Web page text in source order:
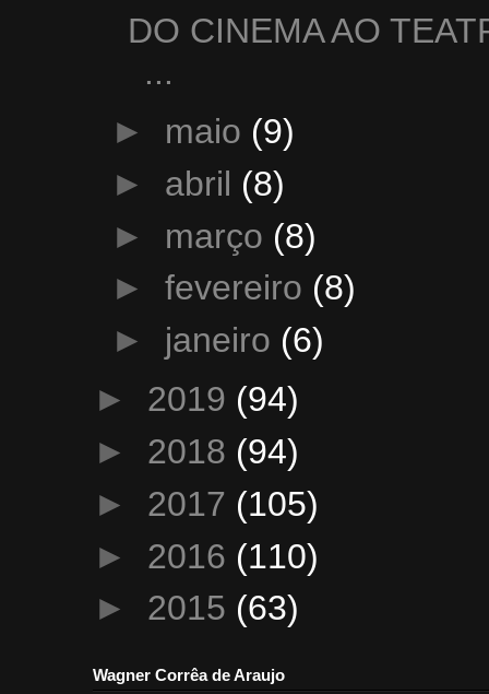
DO CINEMA AO
...
► maio (9)
► abril (8)
► março (8)
► fevereiro (8)
► janeiro (6)
► 2019 (94)
► 2018 (94)
► 2017 (105)
► 2016 (110)
► 2015 (63)
Wagner Corrêa de Araujo